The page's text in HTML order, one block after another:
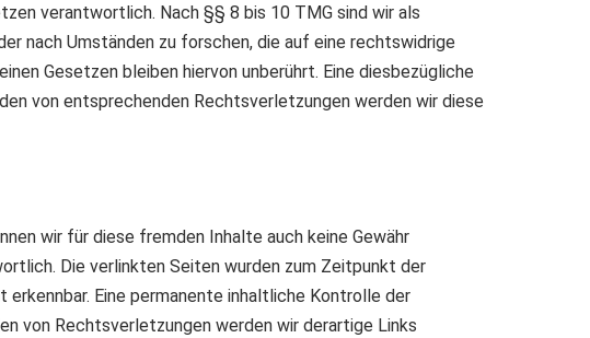
verantwortlich. Nach §§ 8 bis 10 TMG sind wir als
nach Umständen zu forschen, die auf eine rechtswidrige
Gesetzen bleiben hiervon unberührt. Eine diesbezügliche
von entsprechenden Rechtsverletzungen werden wir diese
wir für diese fremden Inhalte auch keine Gewähr
Die verlinkten Seiten wurden zum Zeitpunkt der
Eine permanente inhaltliche Kontrolle der
von Rechtsverletzungen werden wir derartige Links